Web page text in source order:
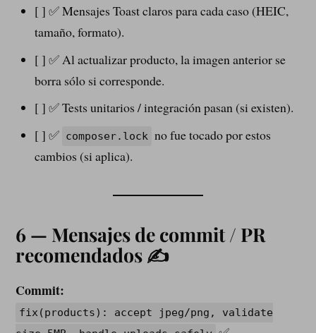
[ ] ✅ Mensajes Toast claros para cada caso (HEIC,
tamaño, formato).
[ ] ✅ Al actualizar producto, la imagen anterior se
borra sólo si corresponde.
[ ] ✅ Tests unitarios / integración pasan (si existen).
[ ] ✅ composer.lock no fue tocado por estos
cambios (si aplica).
6 — Mensajes de commit / PR
recomendados ✍️
Commit:
fix(products): accept jpeg/png, validate